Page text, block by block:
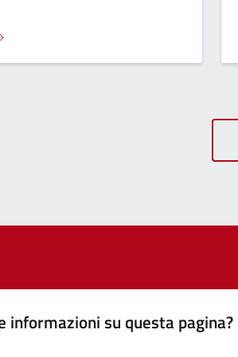
FESTIVAL - CLAUDIO CERASA}
informazioni su questa pagina?